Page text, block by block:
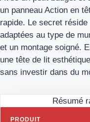
un panneau Action en
rapide. Le secret
adaptées au type de
et un montage soigné.
une tête de lit
sans investir dans du
Résumé
PRODUIT